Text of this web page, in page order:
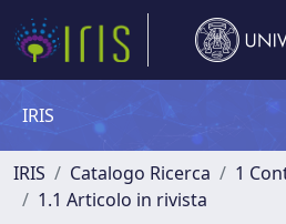
IRIS
IRIS Catalogo Ricerca
1
1.1 Articolo in rivista